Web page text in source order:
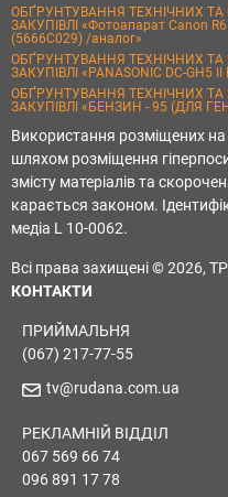
ОБҐРУНТУВАННЯ ТЕХНІЧНИХ
ЗАКУПІВЛІ «Фотоапарат Canon
(5666C029) /аналог»
ОБҐРУНТУВАННЯ ТЕХНІЧНИХ
ЗАКУПІВЛІ «PANASONIC DC-GH5
ОБҐРУНТУВАННЯ ТЕХНІЧНИХ
ЗАКУПІВЛІ «БЕНЗИН - 95 (ДЛЯ
Використання розміщених на
шляхом розміщення
змісту матеріалів та
карається законом.
медіа L 10-0062.
Всі права захищені © 2026,
КОНТАКТИ
ПРИЙМАЛЬНЯ
(067) 217-77-55
tv@rudana.com.ua
РЕКЛАМНІЙ ВІДДІЛ
067 569 66 74
096 891 17 78